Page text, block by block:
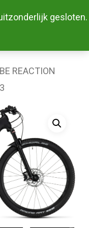
gesloten.
Menu
REACTION
Menu